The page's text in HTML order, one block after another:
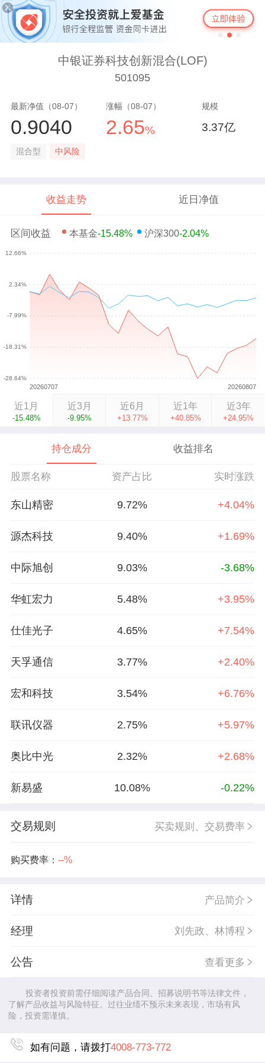
中银证券科技创新混合(LOF)
501095
最新净值（08-07）
0.9040
涨幅（08-07）
2.65%
规模
3.37亿
混合型 中风险
收益走势 近日净值
区间收益 本基金-15.48% 沪深300-2.04%
近1月
-15.48%
近3月
-9.95%
近6月
+13.77%
近1年
+40.85%
近3年
+24.95%
持仓成分 收益排名
股票名称 资产占比 实时涨跌
东山精密 9.72% +4.04%
源杰科技 9.40% +1.69%
中际旭创 9.03% -3.68%
华虹宏力 5.48% +3.95%
仕佳光子 4.65% +7.54%
天孚通信 3.77% +2.40%
宏和科技 3.54% +6.76%
联讯仪器 2.75% +5.97%
奥比中光 2.32% +2.68%
新易盛 10.08% -0.22%
交易规则 买卖规则、交易费率
购买费率： --%
详情 产品简介
经理 刘先政、林博程
公告 查看更多
投资者投资前需仔细阅读产品合同、招募说明书等法律文件，
了解产品收益与风险特征。过往业绩不预示未来表现，市场有风
险，投资需谨慎。
如有问题，请拨打4008-773-772